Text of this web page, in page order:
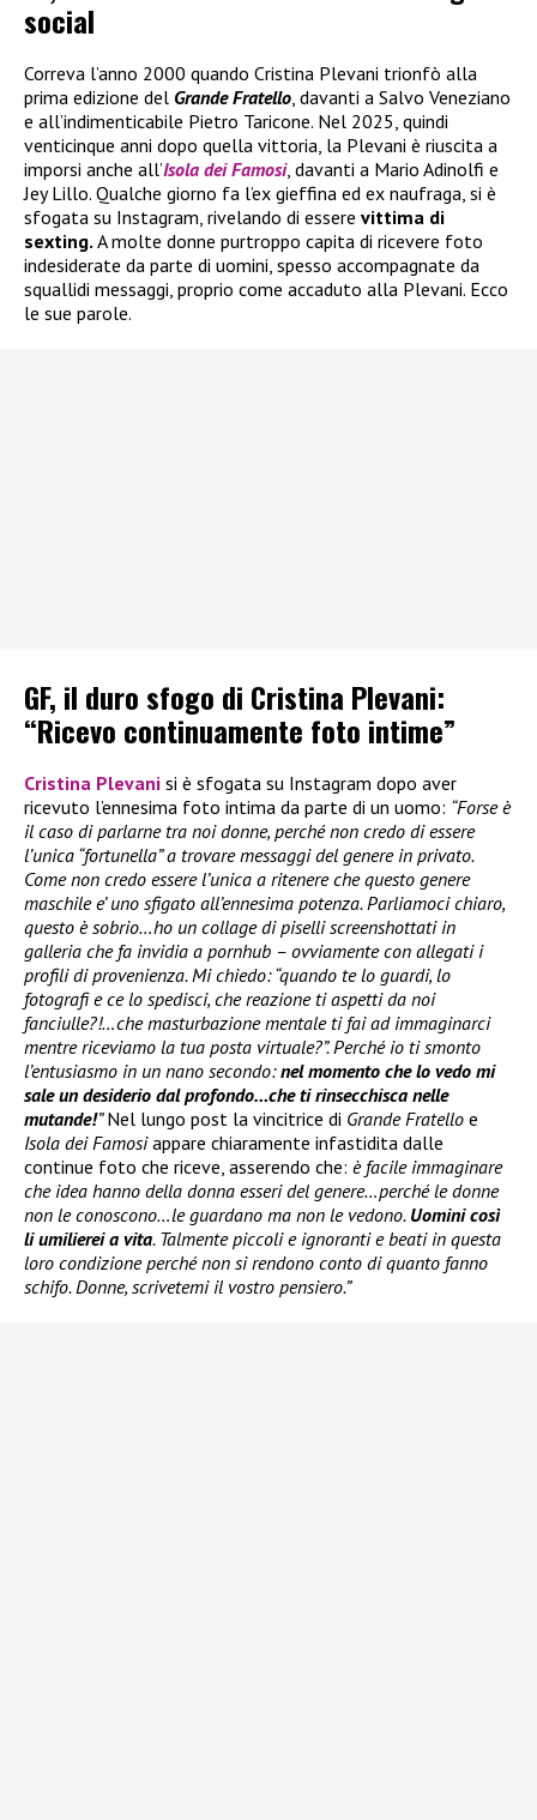
social
Correva l’anno 2000 quando Cristina Plevani trionfò alla
prima edizione del Grande Fratello , davanti a Salvo Veneziano
e all’indimenticabile Pietro Taricone. Nel 2025, quindi
venticinque anni dopo quella vittoria, la Plevani è riuscita a
imporsi anche all’Isola dei Famosi, davanti a Mario Adinolfi e
Jey Lillo. Qualche giorno fa l’ex gieffina ed ex naufraga, si è
sfogata su Instagram, rivelando di essere vittima di
sexting. A molte donne purtroppo capita di ricevere foto
indesiderate da parte di uomini, spesso accompagnate da
squallidi messaggi, proprio come accaduto alla Plevani. Ecco
le sue parole.
GF, il duro sfogo di Cristina Plevani:
“Ricevo continuamente foto intime”
Cristina Plevani si è sfogata su Instagram dopo aver
ricevuto l’ennesima foto intima da parte di un uomo: “Forse è
il caso di parlarne tra noi donne, perché non credo di essere
l’unica “fortunella” a trovare messaggi del genere in privato.
Come non credo essere l’unica a ritenere che questo genere
maschile e’ uno sfigato all’ennesima potenza. Parliamoci chiaro,
questo è sobrio…ho un collage di piselli screenshottati in
galleria che fa invidia a pornhub – ovviamente con allegati i
profili di provenienza. Mi chiedo: “quando te lo guardi, lo
fotografi e ce lo spedisci, che reazione ti aspetti da noi
fanciulle?!…che masturbazione mentale ti fai ad immaginarci
mentre riceviamo la tua posta virtuale?”. Perché io ti smonto
l’entusiasmo in un nano secondo:nel momento che lo vedo mi
sale un desiderio dal profondo…che ti rinsecchisca nelle
mutande!”Nel lungo post la vincitrice di Grande Fratello e
Isola dei Famosiappare chiaramente infastidita dalle
continue foto che riceve, asserendo che: è facile immaginare
che idea hanno della donna esseri del genere…perché le donne
non le conoscono…le guardano ma non le vedono. Uomini così
li umilierei a vita. Talmente piccoli e ignoranti e beati in questa
loro condizione perché non si rendono conto di quanto fanno
schifo. Donne, scrivetemi il vostro pensiero.”